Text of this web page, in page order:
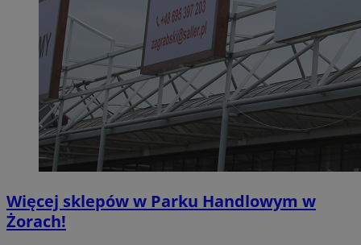
Więcej sklepów w Parku Handlowym w
Żorach!